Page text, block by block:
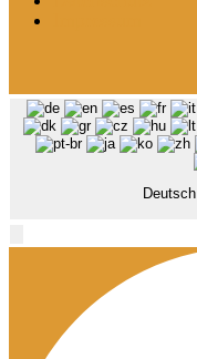
Deutsch